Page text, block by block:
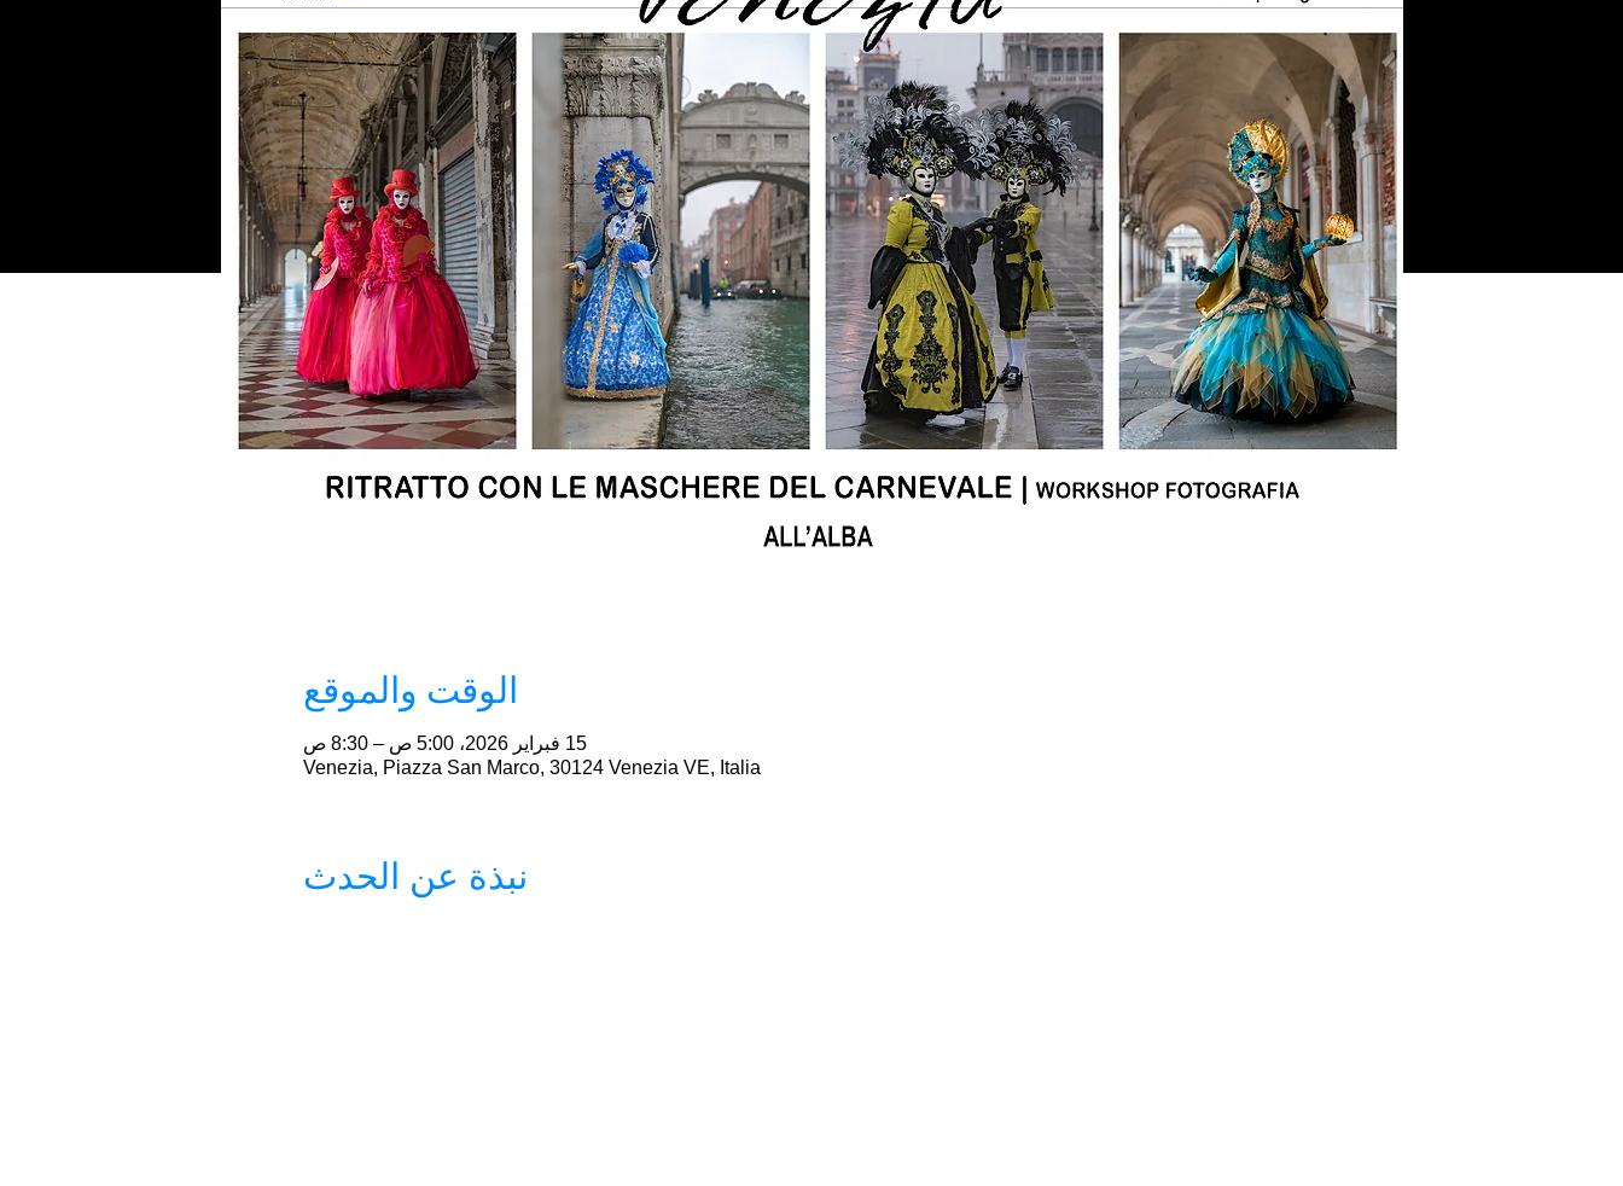
الوقت والموقع
15 فبراير 2026، 5:00 ص – 8:30 ص
Venezia, Piazza San Marco, 30124 Venezia VE, Italia
نبذة عن الحدث